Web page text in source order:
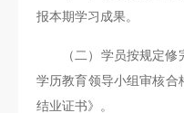
报本期学习成果。
（二）学员按规定
学历教育领导小组审核合
结业证书》。